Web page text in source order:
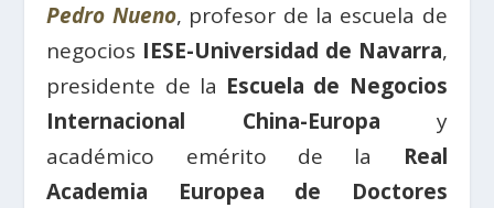
Pedro Nueno, profesor de la escuela de
negocios IESE-Universidad de Navarra,
presidente de la Escuela de Negocios
Internacional China-Europa y
académico emérito de la Real
Academia Europea de Doctores